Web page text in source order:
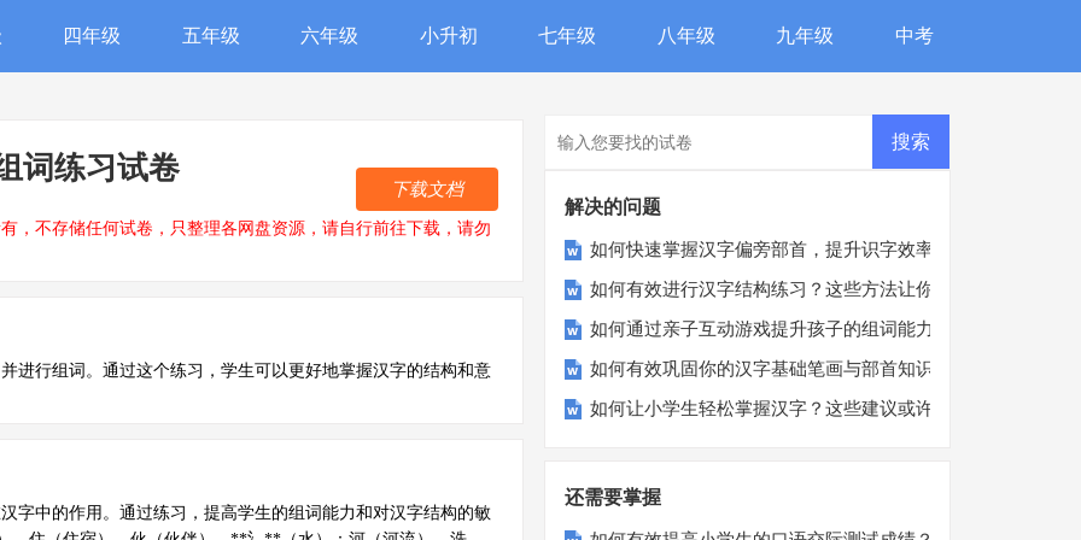
四年级 五年级 六年级 小升初 七年级 八年级 九年级 中考
词练习试卷
，不存储任何试卷，只整理各网盘资源，请自行前往下载，请勿
下载文档
进行组词。通过这个练习，学生可以更好地掌握汉字的结构和意
字中的作用。通过练习，提高学生的组词能力和对汉字结构的敏
解决的问题
如何快速掌握汉字偏旁部首，提升识字效率？
如何有效进行汉字结构练习？这些方法让你事半功倍！
如何通过亲子互动游戏提升孩子的组词能力？
如何有效巩固你的汉字基础笔画与部首知识？
如何让小学生轻松掌握汉字？这些建议或许能帮到您！
还需要掌握